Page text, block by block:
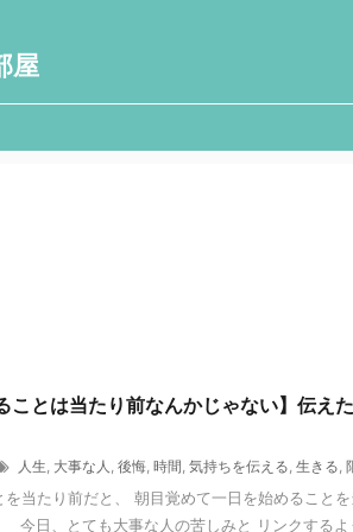
屋
ことは当たり前なんかじゃない】伝え
人生, 大事な人 , 後悔, 時間, 気持ちを伝える, 生きる,
を当たり前だと、 朝目覚めて一日を始めること
今日、とても大事な人の苦しみと リンクする